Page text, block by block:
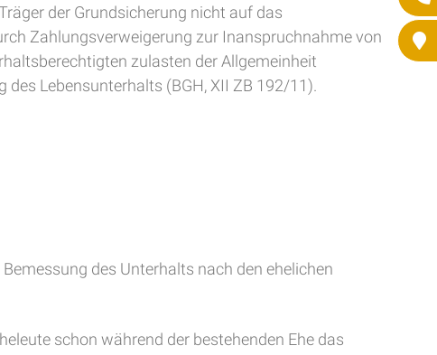
der Grundsicherung nicht auf das
Zahlungsverweigerung zur Inanspruchnahme von
zulasten der Allgemeinheit
Lebensunterhalts (BGH, XII ZB 192/11).
des Unterhalts nach den ehelichen
schon während der bestehenden Ehe das